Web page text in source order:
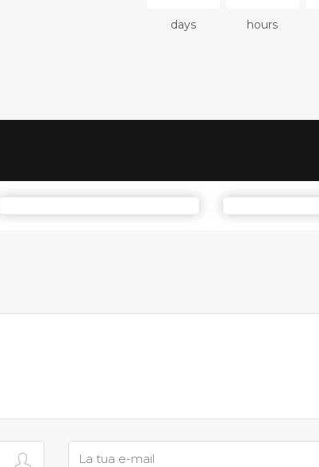
days hours